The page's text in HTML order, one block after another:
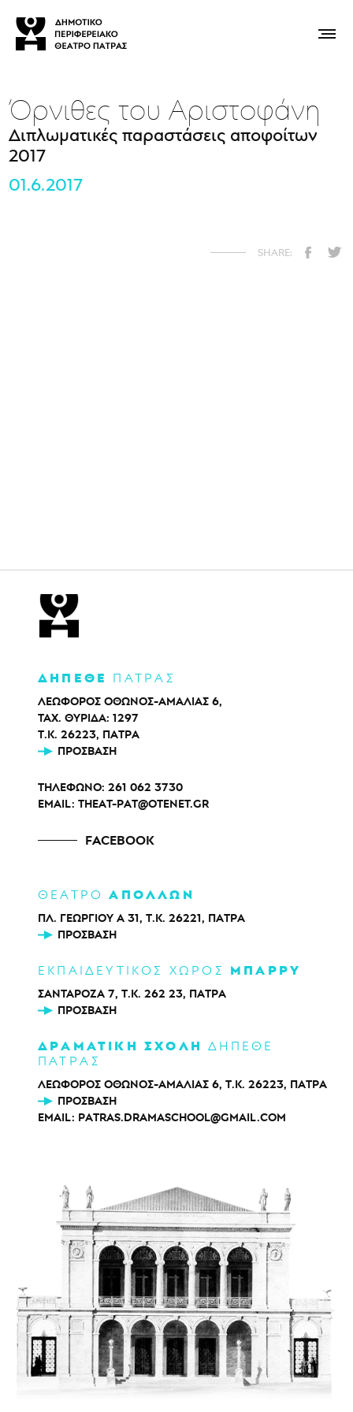
Όρνιθες του Αριστοφάνη
Διπλωματικές παραστάσεις αποφοίτων
2017
01.6.2017
ΔΗΠΕΘΕ ΠΑΤΡΑΣ
ΛΕΩΦΟΡΟΣ ΟΘΩΝΟΣ-ΑΜΑΛΙΑΣ 6,
ΤΑΧ. ΘΥΡΙΔΑ: 1297
Τ.Κ. 26223, ΠΑΤΡΑ
ΠΡΌΣΒΑΣΗ
ΤΗΛΕΦΩΝΟ: 261 062 3730
EMAIL: THEAT-PAT@OTENET.GR
FACEBOOK
ΘΕΑΤΡΟΑΠΟΛΛΩΝ
ΠΛ. ΓΕΩΡΓΙΟΥ Α 31, Τ.Κ. 26221, ΠΑΤΡΑ
ΠΡΌΣΒΑΣΗ
ΕΚΠΑΙΔΕΥΤΙΚΟΣ ΧΩΡΟΣ ΜΠΑΡΡΥ
ΣΑΝΤΑΡΟΖΑ 7, Τ.Κ. 262 23, ΠΑΤΡΑ
ΠΡΌΣΒΑΣΗ
ΔΡΑΜΑΤΙΚΗ ΣΧΟΛΗ ΔΗΠΕΘΕ
ΠΑΤΡΑΣ
ΛΕΩΦΟΡΟΣ ΟΘΩΝΟΣ-ΑΜΑΛΙΑΣ 6, Τ.Κ. 26223, ΠΑΤΡΑ
ΠΡΌΣΒΑΣΗ
EMAIL: PATRAS.DRAMASCHOOL@GMAIL.COM